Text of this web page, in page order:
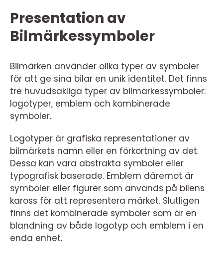
Presentation av
Bilmärkessymboler
Bilmärken använder olika typer av symboler
för att ge sina bilar en unik identitet. Det finns
tre huvudsakliga typer av bilmärkessymboler:
logotyper, emblem och kombinerade
symboler.
Logotyper är grafiska representationer av
bilmärkets namn eller en förkortning av det.
Dessa kan vara abstrakta symboler eller
typografisk baserade. Emblem däremot är
symboler eller figurer som används på bilens
kaross för att representera märket. Slutligen
finns det kombinerade symboler som är en
blandning av både logotyp och emblem i en
enda enhet.